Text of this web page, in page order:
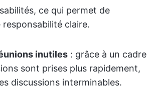
ce qui permet de
claire.
inutiles : grâce à un cadre
sont prises plus rapidement,
discussions interminables.